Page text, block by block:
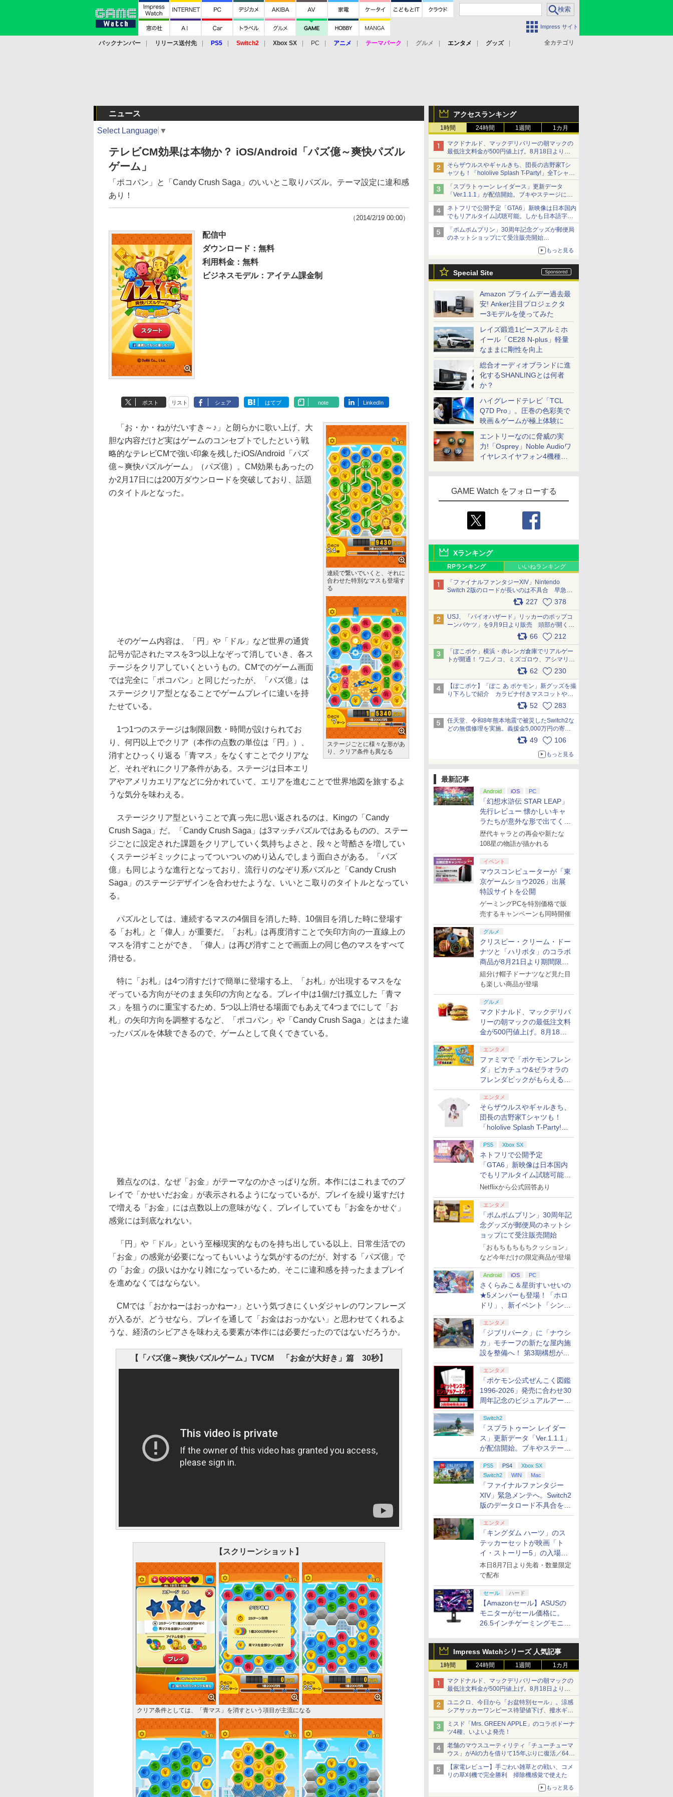
Impress サイト
全カテゴリ
バックナンバー リリース送付先 PS5 Switch2 Xbox SX PC アニメ テーマパーク グルメ エンタメ
グッズ
アクセスランキング
1時間 24時間 1週間 1カ月
マクドナルド、マックデリバリーの朝マックの
最低注文料金が500円値上げ。8月18日より
1,500円から受付
そらザウルスやギャルきち、団長の吉野家Tシ
ャツも！「hololive Splash T-Party!」全Tシャツ
ラインナップ公開＆オンライン販売開始
「スプラトゥーン レイダース」更新データ
「Ver.1.1.1」が配信開始。ブキやステージに関
する不具合を修正
ネトフリで公開予定「GTA6」新映像は日本国内
でもリアルタイム試聴可能。しかも日本語字幕
付き
Netflixから公式回答あり
「ポムポムプリン」30周年記念グッズが郵便局
のネットショップにて受注販売開始
「おもちもちもちクッション」など今年だけの
もっと見る
Special Site
Amazon プライムデー過去最
安! Anker注目プロジェクタ
ー3モデルを使ってみた
レイズ鍛造1ピースアルミホ
イール「CE28 N-plus」軽量
なままに剛性を向上
総合オーディオブランドに進
化するSHANLINGとは何者
か？
ハイグレードテレビ「TCL
Q7D Pro」。圧巻の色彩美で
映画＆ゲームが極上体験に
エントリーなのに脅威の実
力!「Osprey」Noble Audioワ
イヤレスイヤフォン4機種を
GAME Watch をフォローする
Xランキング
RPランキング いいねランキング
「ファイナルファンタジーXIV」Nintendo
Switch 2版のロードが長いのは不具合 早急に
アップデートできるよう対応中227 378
USJ、「バイオハザード」リッカーのポップコ
ーンバケツ」を9月9日より販売 頭部が開く仕
組み。味は恐怖を堪のう「味噌フレーバー」
66 212
「ぽこポケ」横浜・赤レンガ倉庫でリアルゲー
トが開通！ ワニノコ、ミズゴロウ、アシマリ登
場シーンをレポート pic.x.com/LDgEByVl6D
62 230
【ぽこポケ】「ぽこ あ ポケモン」新グッズを撮
り下ろしで紹介 カラビナ付きマスコットやス
52 283
任天堂、令和8年熊本地震で被災したSwitch2な
どの無償修理を実施。義援金5,000万円の寄付
も発表 pic.x.com/BAYsMfUfUC
49 106
もっと見る
最新記事
Android iOS PC
「幻想水滸伝 STAR LEAP」
先行レビュー 懐かしいキャ
ラたちが意外な形で出てくる
シリーズ完全新作！
歴代キャラとの再会や新たな
108星の物語が描かれる
イベント
マウスコンピューターが「東
京ゲームショウ2026」出展
特設サイトを公開
ゲーミングPCを特別価格で販
売するキャンペーンも同時開催
グルメ
クリスピー・クリーム・ドー
ナツと「ハリポタ」のコラボ
商品が8月21日より期間限定
で発売
組分け帽子ドーナツなど見た目
も楽しい商品が登場
グルメ
マクドナルド、マックデリバ
リーの朝マックの最低注文料
金が500円値上げ。8月18日
より1,500円から受付
エンタメ
ファミマで「ポケモンフレン
ダ」ピカチュウ&ゼラオラの
フレンダピックがもらえるキ
ャンペーン開催！
エンタメ
そらザウルスやギャルきち、
団長の吉野家Tシャツも！
「hololive Splash T-Party!」
全Tシャツラインナップ公開
＆オンライン販売開始
PS5 Xbox SX
ネトフリで公開予定
「GTA6」新映像は日本国内
でもリアルタイム試聴可能。
しかも日本語字幕付き
Netflixから公式回答あり
エンタメ
「ポムポムプリン」30周年記
念グッズが郵便局のネットシ
ョップにて受注販売開始
「おもちもちもちクッション」
など今年だけの限定商品が登場
Android iOS PC
さくらみこ＆星街すいせいの
★5メンバーも登場！「ホロ
ドリ」、新イベント「シンク
ロする夏のスパークル」がス
タート
エンタメ
「ジブリパーク」に「ナウシ
カ」モチーフの新たな屋内施
設を整備へ！ 第3期構想が公
開
エンタメ
「ポケモン公式ぜんこく図鑑
1996-2026」発売に合わせ30
周年記念のビジュアルアート
ブック3冊同時発売が決定
Switch2
「スプラトゥーン レイダー
ス」更新データ「Ver.1.1.1」
が配信開始。ブキやステージ
に関する不具合を修正
PS5 PS4
Xbox SX
Switch2
WIN Mac
「ファイナルファンタジー
XIV」緊急メンテへ。Switch2
版のデータロード不具合を最
適化
エンタメ
「キングダム ハーツ」のス
テッカーセットが映画「ト
イ・ストーリー5」の入場特
典として配布決定！
本日8月7日より先着・数量限定
で配布
セール ハード
【Amazonセール】ASUSの
モニターがセール価格に。
26.5インチゲーミングモニタ
XG27ACDMS」限定モデルも
お買い得
Impress Watchシリーズ 人気記事
1時間 24時間 1週間 1カ月
マクドナルド、マックデリバリーの朝マックの
最低注文料金が500円値上げ。8月18日より
1,500円から受付
ユニクロ、今日から「お盆特別セール」。涼感
シアサッカーワンピース待望値下げ、撥水ギア
ショーツは1990円に
ミスド「Mrs. GREEN APPLE」のコラボドーナ
ツ4種、いよいよ発売！
老舗のマウスユーティリティ「チューチューマ
ウス」がAIの力を借りて15年ぶりに復活／64bit
化、Windows 10/11、「Chrome」も走り回
る。復活記念で2026年末まで500円
【家電レビュー】手ごわい雑草との戦い、コメ
リの草刈機で完全勝利 掃除機感覚で使えた
もっと見る
ニュース
Select Language ▼
テレビCM効果は本物か？ iOS/Android「パズ億～爽快パズル
ゲーム」
「ポコパン」と「Candy Crush Saga」のいいとこ取りパズル。テーマ設定に違和感
あり！
（2014/2/19 00:00）
配信中
ダウンロード：無料
利用料金：無料
ビジネスモデル：アイテム課金制
ポスト リスト シェア はてブ note LinkedIn
連続で繋いでいくと、それに
合わせた特別なマスも登場す
る
ステージごとに様々な形があ
り、クリア条件も異なる
「お・か・ねがだいすき～♪」と朗らかに歌い上げ、大
胆な内容だけど実はゲームのコンセプトでしたという戦
略的なテレビCMで強い印象を残したiOS/Android「パズ
億～爽快パズルゲーム」（パズ億）。CM効果もあったの
か2月17日には200万ダウンロードを突破しており、話題
のタイトルとなった。
そのゲーム内容は、「円」や「ドル」など世界の通貨
記号が記されたマスを3つ以上なぞって消していき、各ス
テージをクリアしていくというもの。CMでのゲーム画面
では完全に「ポコパン」と同じだったが、「パズ億」は
ステージクリア型となることでゲームプレイに違いを持
たせている。
1つ1つのステージは制限回数・時間が設けられてお
り、何円以上でクリア（本作の点数の単位は「円」）、
消すとひっくり返る「青マス」をなくすことでクリアな
ど、それぞれにクリア条件がある。ステージは日本エリ
アやアメリカエリアなどに分かれていて、エリアを進むことで世界地図を旅するよ
うな気分を味わえる。
ステージクリア型ということで真っ先に思い返されるのは、Kingの「Candy
Crush Saga」だ。「Candy Crush Saga」は3マッチパズルではあるものの、ステー
ジごとに設定された課題をクリアしていく気持ちよさと、段々と苛酷さを増してい
くステージギミックによってついついのめり込んでしまう面白さがある。「パズ
億」も同じような進行となっており、流行りのなぞり系パズルと「Candy Crush
Saga」のステージデザインを合わせたような、いいとこ取りのタイトルとなってい
る。
パズルとしては、連続するマスの4個目を消した時、10個目を消した時に登場す
る「お札」と「偉人」が重要だ。「お札」は再度消すことで矢印方向の一直線上の
マスを消すことができ、「偉人」は再び消すことで画面上の同じ色のマスをすべて
消せる。
特に「お札」は4つ消すだけで簡単に登場する上、「お札」が出現するマスをな
ぞっている方向がそのまま矢印の方向となる。プレイ中は1個だけ孤立した「青マ
ス」を狙うのに重宝するため、5つ以上消せる場面でもあえて4つまでにして「お
札」の矢印方向を調整するなど、「ポコパン」や「Candy Crush Saga」とはまた違
ったパズルを体験できるので、ゲームとして良くできている。
難点なのは、なぜ「お金」がテーマなのかさっぱりな所。本作にはこれまでのプ
レイで「かせいだお金」が表示されるようになっているが、プレイを繰り返すだけ
で増える「お金」には点数以上の意味がなく、プレイしていても「お金をかせぐ」
感覚には到底なれない。
「円」や「ドル」という至極現実的なものを持ち出している以上、日常生活での
「お金」の感覚が必要になってもいいような気がするのだが、対する「パズ億」で
の「お金」の扱いはかなり雑になっているため、そこに違和感を持ったままプレイ
を進めなくてはならない。
CMでは「おかねーはおっかねー♪」という気づきにくいダジャレのワンフレーズ
が入るが、どうせなら、プレイを通して「お金はおっかない」と思わせてくれるよ
うな、経済のシビアさを味わえる要素が本作には必要だったのではないだろうか。
【「パズ億～爽快パズルゲーム」TVCM 「お金が大好き」篇 30秒】
【スクリーンショット】
クリア条件としては、「青マス」を消すという項目が主流になる